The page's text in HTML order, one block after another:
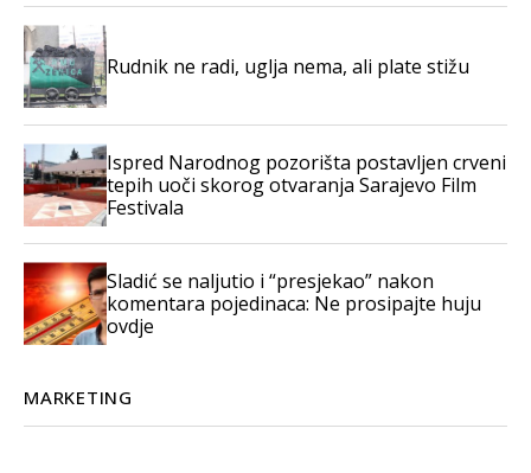
Rudnik ne radi, uglja nema, ali plate stižu
Ispred Narodnog pozorišta postavljen crveni
tepih uoči skorog otvaranja Sarajevo Film
Festivala
Sladić se naljutio i “presjekao” nakon
komentara pojedinaca: Ne prosipajte huju
ovdje
MARKETING